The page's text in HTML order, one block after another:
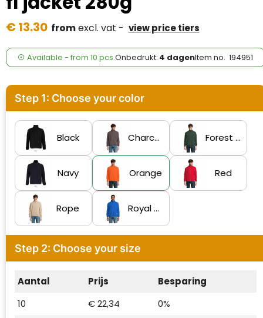
Fresh 'n Rebel
GolfOriginals
James Harvest
Kingcap
Mepal
Moleskine
MyKit
Ocean Bottle
Parker
€ 13.30 fromexcl. vat - view price tiers
Available - from 10 pcs.Onbedrukt: 4 dagenItem no. 194951
Step 1: Choose your color
Black Charcoal Grey Forest Green
Navy Orange Red
Rope Royal Blue
Step 2: Choose your size
Aantal Prijs
Besparing
10
€ 22,34
0%